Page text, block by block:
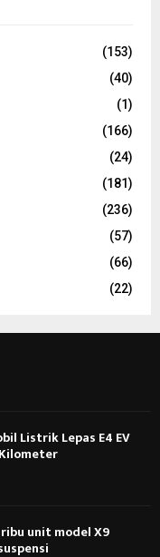
(153)
(40)
(1)
(166)
(24)
(181)
(236)
(57)
(66)
(22)
Listrik Lepas E4 EV
unit model X9